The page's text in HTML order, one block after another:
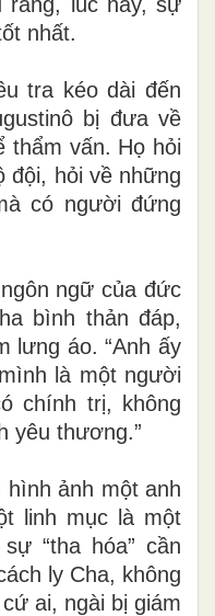
nhất.
tra kéo dài đến
bị đưa về
thẩm vấn. Họ hỏi
đội, hỏi về những
có người đứng
ngữ của đức
bình thản đáp,
lưng áo. “Anh ấy
là một người
chính trị, không
yêu thương.”
ảnh một anh
linh mục là một
“tha hóa” cần
ly Cha, không
ai, ngài bị giám